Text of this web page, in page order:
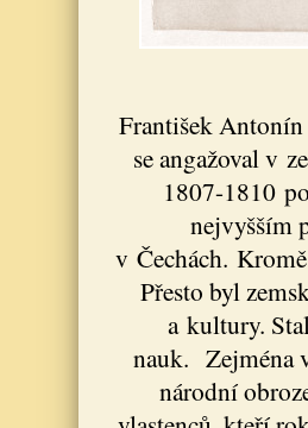
František Antonín
se angažoval v
1807-1810
nejvyšším
v Čechách.
Přesto byl
a kultury.
nauk. Zejména
národní